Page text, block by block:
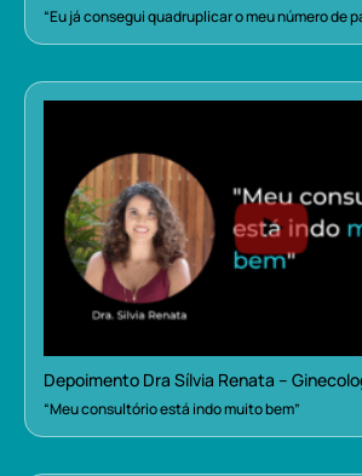
“Eu já consegui quadruplicar o meu número de
Depoimento Dra Sílvia Renata –
“Meu consultório está indo muito bem”